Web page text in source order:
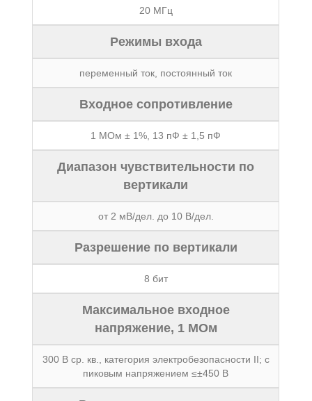
20 МГц
Режимы входа
переменный ток, постоянный ток
Входное сопротивление
1 МОм ± 1%, 13 пФ ± 1,5 пФ
Диапазон чувствительности по
вертикали
от 2 мВ/дел. до 10 В/дел.
Разрешение по вертикали
8 бит
Максимальное входное
напряжение, 1 МОм
300 В ср. кв., категория электробезопасности II; с
пиковым напряжением ≤±450 В